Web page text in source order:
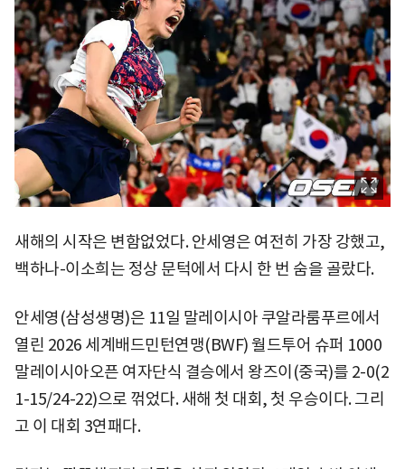
새해의 시작은 변함없었다. 안세영은 여전히 가장 강했고,
백하나-이소희는 정상 문턱에서 다시 한 번 숨을 골랐다.
안세영(삼성생명)은 11일 말레이시아 쿠알라룸푸르에서
열린 2026 세계배드민턴연맹(BWF) 월드투어 슈퍼 1000
말레이시아오픈 여자단식 결승에서 왕즈이(중국)를 2-0(2
1-15/24-22)으로 꺾었다. 새해 첫 대회, 첫 우승이다. 그리
고 이 대회 3연패다.